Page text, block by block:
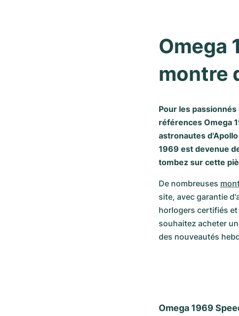
Omega
montre
Pour les
références Omega
astronautes
1969 est devenue
tombez sur cette
De nombreuses
site, avec garantie
horlogers certifiés et
souhaitez acheter
des nouveautés
Omega 1969